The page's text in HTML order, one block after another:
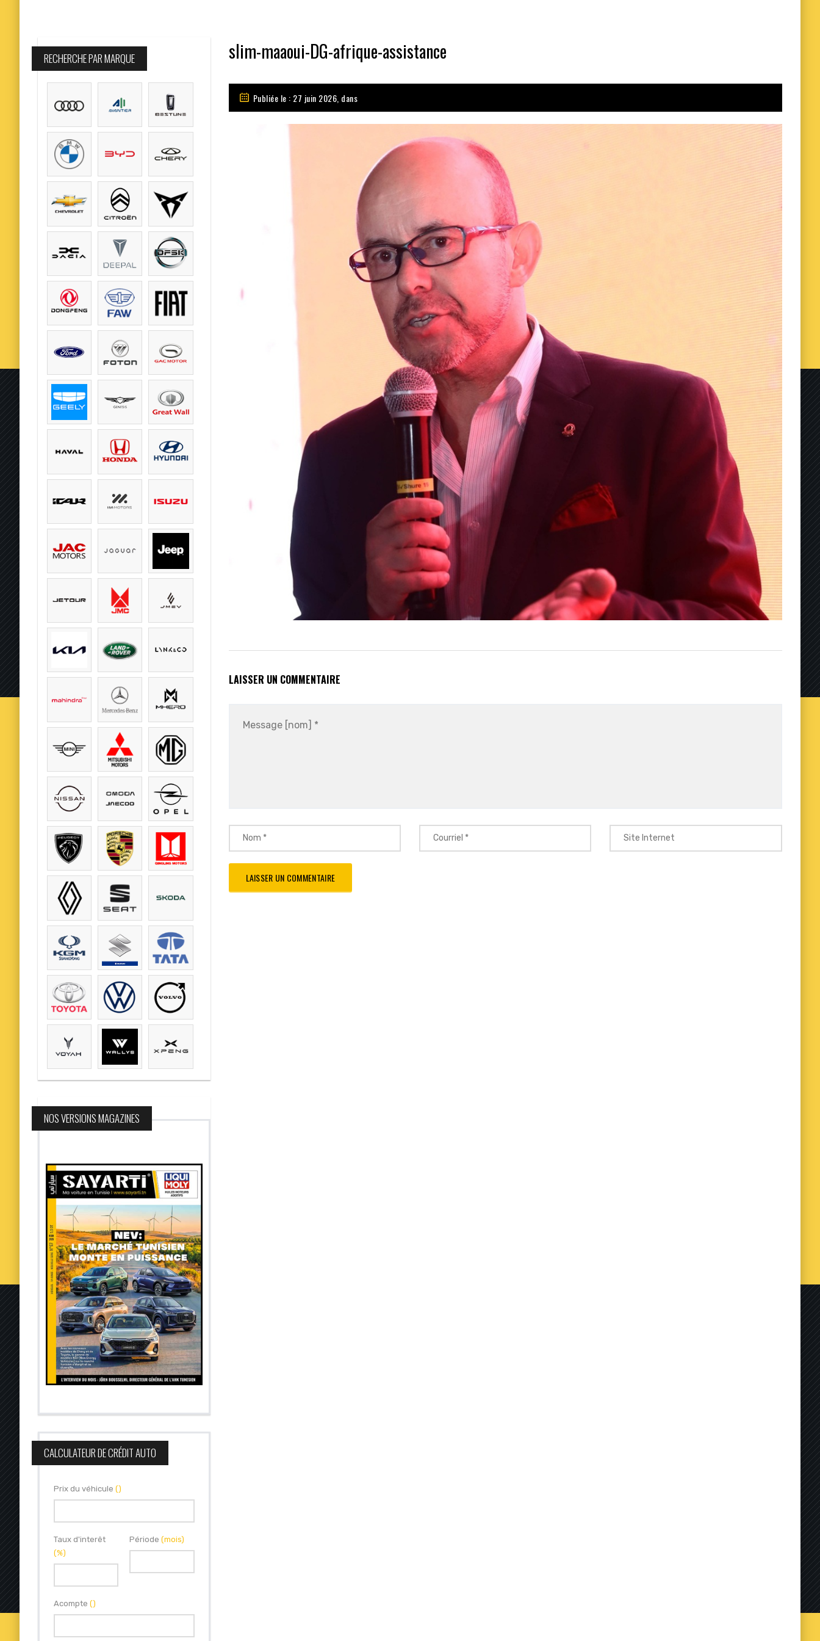
slim-maaoui-DG-afrique-assistance
Publiée le : 27 juin 2026, dans
LAISSER UN COMMENTAIRE
RECHERCHE PAR MARQUE
NOS VERSIONS MAGAZINES
CALCULATEUR DE CRÉDIT AUTO
Prix du véhicule ()
Taux d'interêt
(%)
Période(mois)
Acompte ()